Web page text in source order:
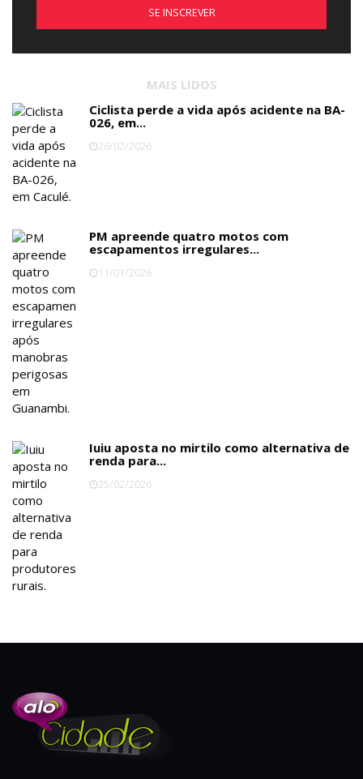
SE INSCREVER
MAIS LIDOS
Ciclista perde a vida após acidente na BA-
026, em...
26/02/2026
PM apreende quatro motos com
escapamentos irregulares...
11/01/2026
Iuiu aposta no mirtilo como alternativa de
renda para...
25/02/2026